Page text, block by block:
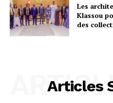
Les
Klassou
des
Articles